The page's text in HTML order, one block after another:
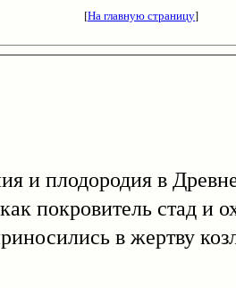
[На главную страницу]
и плодородия в
покровитель стад и
в жертву